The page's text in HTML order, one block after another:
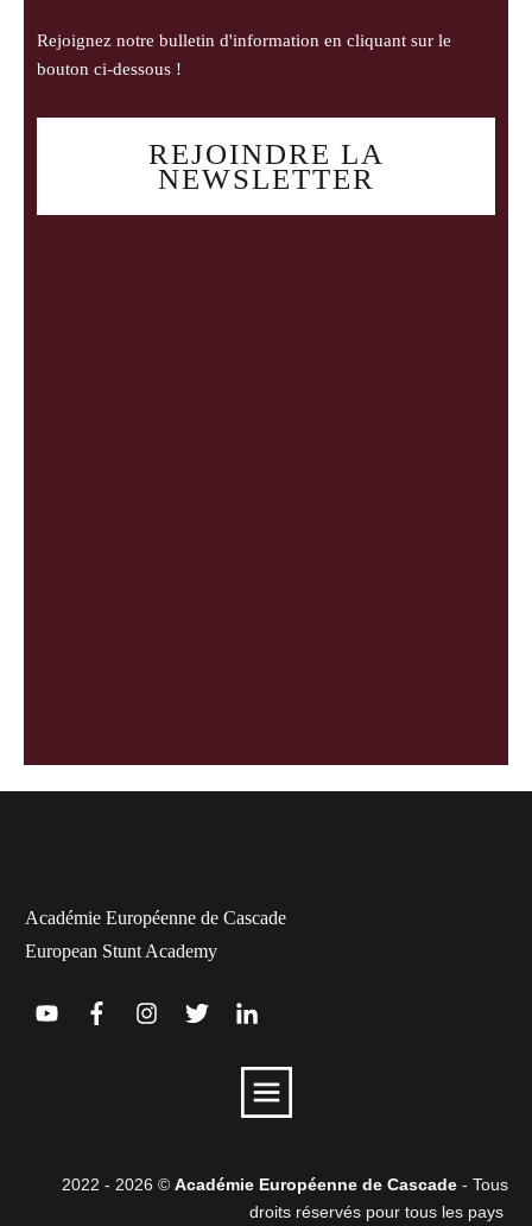
Rejoignez notre bulletin d'information en cliquant sur le
bouton ci-dessous !
REJOINDRE LA
NEWSLETTER
Académie Européenne de Cascade
European Stunt Academy
2022 - 2026 © Académie Européenne de Cascade - Tous
droits réservés pour tous les pays